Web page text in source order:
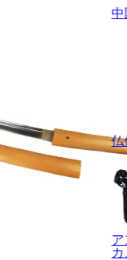
中
仏
ア